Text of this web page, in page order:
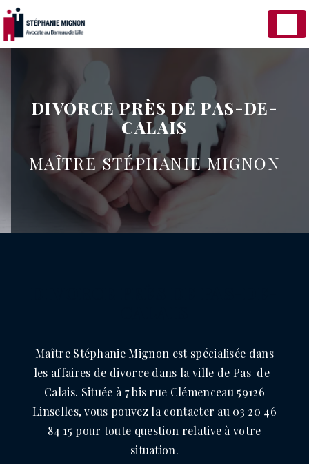
DIVORCE PRÈS DE PAS-DE-
CALAIS
MAÎTRE STÉPHANIE MIGNON
Maître Stéphanie Mignon est spécialisée dans
les affaires de divorce dans la ville de Pas-de-
Calais. Située à 7 bis rue Clémenceau 59126
Linselles, vous pouvez la contacter au 03 20 46
84 15 pour toute question relative à votre
situation.
Panneau de gestion des cookies